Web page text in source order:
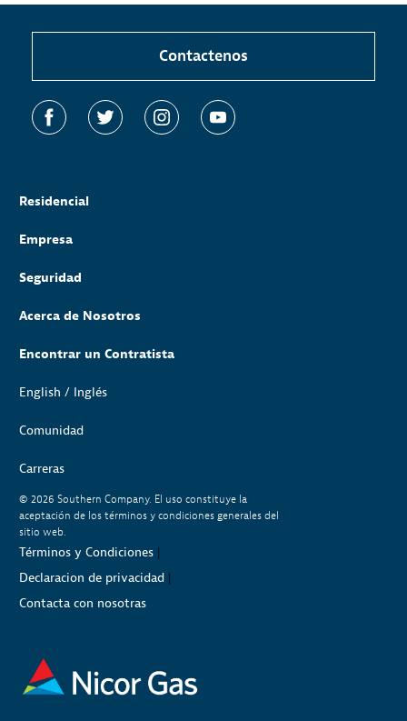
Contactenos
Residencial
Empresa
Seguridad
Acerca de Nosotros
Encontrar un Contratista
English / Inglés
Comunidad
Carreras
© 2026 Southern Company. El uso constituye la
aceptación de los términos y condiciones generales del
sitio web.
Términos y Condiciones |
Declaracion de privacidad |
Contacta con nosotras